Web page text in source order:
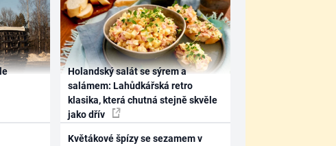
Holandský salát se sýrem a
salámem: Lahůdkářská retro
klasika, která chutná stejně skvěle
jako dřív
Květákové špízy se sezamem v